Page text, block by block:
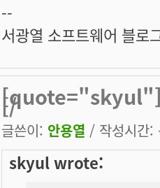
--
서광열 소프트웨어 블로
[quote="skyul"]
[/
글쓴이: 안용열 / 작성시간
skyul wrote: